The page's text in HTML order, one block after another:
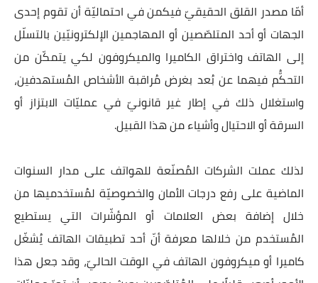
أمّا مصدر القلق الحقيقيّ فيكمن في احتماليّة أن تقوم إحدى
الجهات أو أحد المتلصّصين أو المهاجمين الإلكترونيّين بالتسلّل
إلى الهاتف واختراق الكاميرا والميكروفون لكي يتمكّن من
التحكُّم فيهما عن بُعد بغرض مُراقبة الأشخاص المُستهدفين،
واستغلال ذلك في إطار غير قانونيّ في عمليّات الابتزاز أو
السرقة أو الاحتيال وأشياء من هذا القبيل.
لذلك عملت الشركات المُصنّعة للهواتف على مدار السنوات
الماضية على رفع درجات الأمان والخصوصيّة لمُستخدميها من
خلال إضافة بعض العلامات أو المؤشّرات التي يستطيع
المُستخدم من خلالها معرفة أنّ أحد تطبيقات الهاتف يُشغّل
كاميرا أو ميكروفون الهاتف في الوقت الحاليّ، وقد جعل هذا